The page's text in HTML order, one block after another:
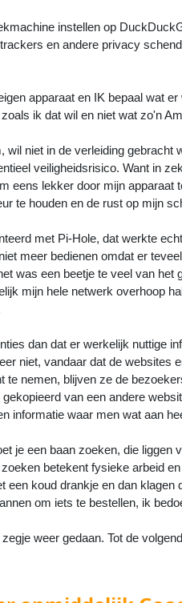
instellen op
en andere privacy
apparaat en IK bepaal wat
ik dat wil en niet wat zo'n
niet in de verleiding gebracht
veiligheidsrisico. Want in
eens lekker door mijn
te houden en de rust op mijn
met Pi-Hole, dat werkte
meer bedienen omdat er
was een beetje te veel van
mijn hele netwerk overhoop
dan dat er werkelijk nuttige
niet, vandaar dat de
te nemen, blijven ze de
van een andere
informatie waar men wat aan
je een baan zoeken, die
betekent fysieke arbeid
koud drankje en dan
om iets te bestellen, ik
weer gedaan. Tot de